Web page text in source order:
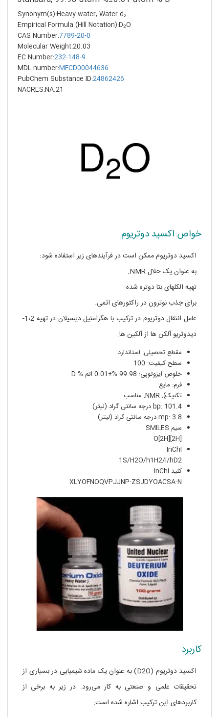
Synonym(s):Heavy water, Water-d2
Empirical Formula (Hill Notation):D2O
CAS Number:7789-20-0
Molecular Weight:20.03
EC Number:232-148-9
MDL number:MFCD00044636
PubChem Substance ID:24862426
NACRES:NA.21
خواص اکسید دوتریوم
اکسید دوتریوم ممکن است در فرآیندهای زیر استفاده شود:
به عنوان یک حلال NMR.
تهیه الکلهای بتا دوتره شده.
برای جذب نوترون در راکتورهای اتمی.
عامل انتقال دوتریوم در ترکیب با هگزامتیل دیسیلان در تهیه 1،2-
دیدوتریو آلکن ها از آلکین ها.
مقطع تحصیلی: استاندارد
سطح کیفیت: 100
خلوص ایزوتوپی: 99.98 %±0.01 اتم % D
فرم: مایع
تکنیک): NMR: مناسب
bp: 101.4 درجه سانتی گراد (لیتر)
mp: 3.8 درجه سانتی گراد (لیتر)
سیم SMILES
[2H]O[2H]
InChI
1S/H2O/h1H2/i/hD2
کلید InChI
XLYOFNOQVPJJNP-ZSJDYOACSA-N
کاربرد
اکسید دوتریوم (D2O) به عنوان یک ماده شیمیایی در بسیاری از
تحقیقات علمی و صنعتی به کار می‌رود. در زیر به برخی از
کاربردهای این ترکیب اشاره شده است: